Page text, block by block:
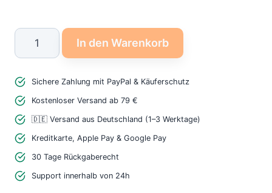
USB
C
USB
C
Kabel
60W
–
Profi
PD
In den Warenkorb
Sichere Zahlung mit PayPal & Käuferschutz
Kostenloser Versand ab 79 €
🇩🇪 Versand aus Deutschland (1–3 Werktage)
Kreditkarte, Apple Pay & Google Pay
30 Tage Rückgaberecht
Support innerhalb von 24h